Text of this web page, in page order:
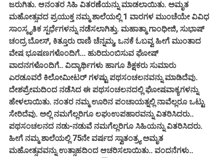
ಜರುಗಿತು. ಆನಂತರ ಸಿಹಿ ವಿತರಣೆಯನ್ನು ಮಾಡಲಾಯಿತು. ಅಮೃತ
ಮಹೋತ್ಸವದ ಪ್ರಯುಕ್ತ ನಮ್ಮ ಶಾಲೆಯಲ್ಲಿ 1 ವಾರಗಳ ಮುಂಚೆಯೇ ವಿವಿಧ
ಸಾಂಸ್ಕೃತಿಕ ಸ್ಪರ್ಧೆಗಳನ್ನು ನಡೆಸಲಾಗಿತ್ತು. ಮಹಾತ್ಮಾ ಗಾಂಧೀಜಿ, ಸುಭಾಷ್
ಚಂದ್ರ ಬೋಸ್, ಕಿತ್ತೂರು ರಾಣಿ ಚೆನ್ನಮ್ಮ, ಒನಕೆ ಓಬವ್ವ ಹೀಗೆ ಮುಂತಾದ
ವೇಷ ಭೂಷಣಗಳೊಂದಿಗೆ... ಹುರಿದುಂಬಿಸುವ ಘೋಷ್
ವಾದನಗಳೊಂದಿಗೆ.. ವಿದ್ಯಾರ್ಥಿಗಳು ಹಾಗೂ ಶಿಕ್ಷಕರು ಸುಮಾರು
ಎರಡೂವರೆ ಕಿಲೋಮೀಟರ್ ಗಳಷ್ಟು ಪಥಸಂಚಲನವನ್ನು ಮಾಡಿದೆವು.
ದೇಶಪ್ರೇಮದಿಂದ ನಡೆಸಿದ ಈ ಪಥಸಂಚಲನದಲ್ಲಿ ಘೋಷವಾಕ್ಯಗಳನ್ನು
ಹೇಳಲಾಯಿತು. ನಂತರ ನಮ್ಮ ಊರಿನ ಪಂಚಾಯತ್ನಲ್ಲಿ ನಾವೆಲ್ಲರೂ ಒಟ್ಟು
ಸೇರಿದೆವು. ಅಲ್ಲಿ ನಮಗೆಲ್ಲರಿಗೂ ಲಘುಉಪಹಾರವನ್ನು ವಿತರಿಸಿದರು..
ಪಥಸಂಚಲನದ ನಡು-ನಡುವೆ ನಮಗೆಲ್ಲರಿಗೂ ಸಿಹಿಯನ್ನು ವಿತರಿಸಿದರು.
ಹೀಗೆ ನಮ್ಮ ಶಾಲೆಯಲ್ಲಿ 75ನೇ ವರ್ಷದ ಸ್ವಾತಂತ್ರ್ಯ ಅಮೃತ
ಮಹೋತ್ಸವವನ್ನು ಉತ್ಸಾಹದಿಂದ ಆಚರಿಸಲಾಯಿತು.. ವಂದನೆಗಳು..